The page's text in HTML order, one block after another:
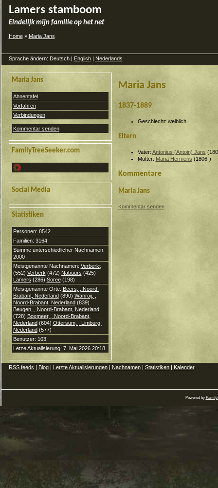
Lamers stamboom
Eindelijk mijn familie op het net
Home» Maria Jans
Sprache ändern: Deutsch | English| Nederlands
Maria Jans
Ahnentafel
Vorfahren
Verbindungen
Kommentar senden
FamilyTreeSeeker.com
Social Media
Statistiken
Personen: 8542
Familien: 3164
Summe unterschiedlicher Nachnamen:
2000
Meistgenannte Nachnamen: Verberkt
(552) Verberk (472) Nabuurs (425)
Lamers (286) Soree(198)
Meistgenannte Orte: Beers, , Noord-
Brabant, Nederland(890) Wanroij, ,
Noord-Brabant, Nederland(839)
Beugen, , Noord-Brabant, Nederland
(728) Boxmeer, , Noord-Brabant,
Nederland(604) Ottersum, , Limburg,
Nederland(577)
Benutzer: 103
Letze Aktualisierung: 7. Mai 2026 20:18
Maria Jans
1837-1889
Geschlecht: weiblich
Eltern
Vater: Antonius (Antoin) Jans
Mutter: Maria Hermens (1806-)
Kommentare
Maria Jans
Kommentar senden
RSS feeds | Blog| Letzte Aktualisierungen| Nachnamen| Statistiken| Kalender
Powered by Family